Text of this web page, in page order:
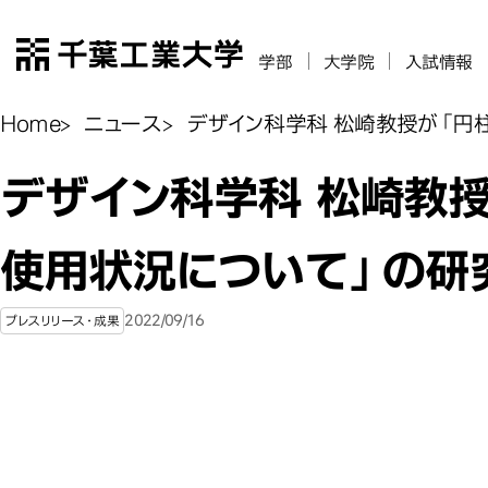
千葉工業大学
学部 大学院 入試情報
Home ニュース デザイン科学科 松崎教授が「円
デザイン科学科 松崎教
使用状況について」の研
プレスリリース・成果 2022/09/16